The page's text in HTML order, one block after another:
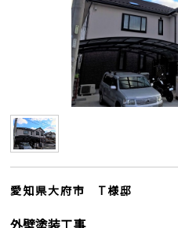
愛知県大府市 T様邸
外壁塗装工事